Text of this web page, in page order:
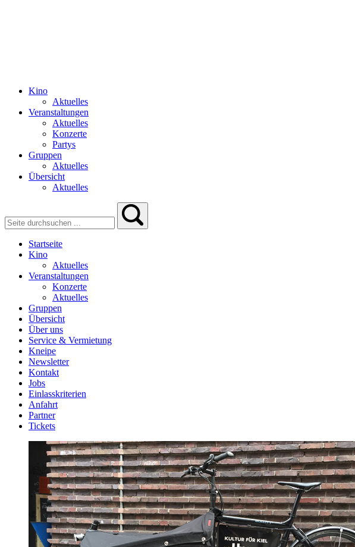
Kino
Aktuelles
Veranstaltungen
Aktuelles
Konzerte
Partys
Gruppen
Aktuelles
Übersicht
Aktuelles
Startseite
Kino
Aktuelles
Veranstaltungen
Konzerte
Aktuelles
Gruppen
Übersicht
Über uns
Service & Vermietung
Kneipe
Newsletter
Kontakt
Jobs
Einlasskriterien
Anfahrt
Partner
Tickets